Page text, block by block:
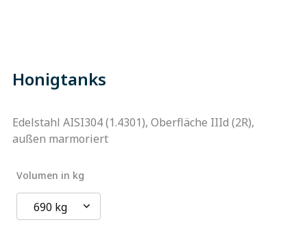
Honigtanks
Edelstahl AISI304 (1.4301), Oberfläche IIId (2R),
außen marmoriert
Volumen in kg
690 kg